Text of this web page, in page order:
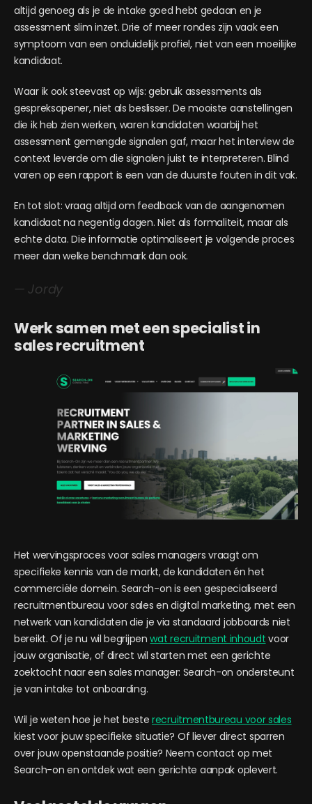
altijd genoeg als je de intake goed hebt gedaan en je
assessment slim inzet. Drie of meer rondes zijn vaak een
symptoom van een onduidelijk profiel, niet van een moeilijke
kandidaat.
Waar ik ook steevast op wijs: gebruik assessments als
gespreksopener, niet als beslisser. De mooiste aanstellingen
die ik heb zien werken, waren kandidaten waarbij het
assessment gemengde signalen gaf, maar het interview de
context leverde om die signalen juist te interpreteren. Blind
varen op een rapport is een van de duurste fouten in dit vak.
En tot slot: vraag altijd om feedback van de aangenomen
kandidaat na negentig dagen. Niet als formaliteit, maar als
echte data. Die informatie optimaliseert je volgende proces
meer dan welke benchmark dan ook.
— Jordy
Werk samen met een specialist in
sales recruitment
Het wervingsproces voor sales managers vraagt om
specifieke kennis van de markt, de kandidaten én het
commerciële domein. Search-on is een gespecialiseerd
recruitmentbureau voor sales en digital marketing, met een
netwerk van kandidaten die je via standaard jobboards niet
bereikt. Of je nu wil begrijpenwat recruitment inhoudt voor
jouw organisatie, of direct wil starten met een gerichte
zoektocht naar een sales manager: Search-on ondersteunt
je van intake tot onboarding.
Wil je weten hoe je het beste recruitmentbureau voor sales
kiest voor jouw specifieke situatie? Of liever direct sparren
over jouw openstaande positie? Neem contact op met
Search-on en ontdek wat een gerichte aanpak oplevert.